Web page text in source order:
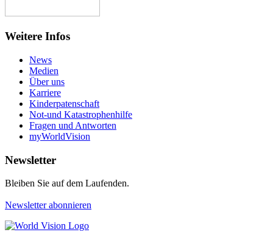
Weitere Infos
News
Medien
Über uns
Karriere
Kinderpatenschaft
Not-und Katastrophenhilfe
Fragen und Antworten
myWorldVision
Newsletter
Bleiben Sie auf dem Laufenden.
Newsletter abonnieren